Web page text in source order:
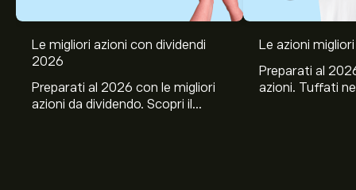
Le migliori azioni con dividendi
2026
Preparati al 2026 con le migliori
azioni da dividendo. Scopri il
Le azioni
Preparati al
azioni. Tuffati